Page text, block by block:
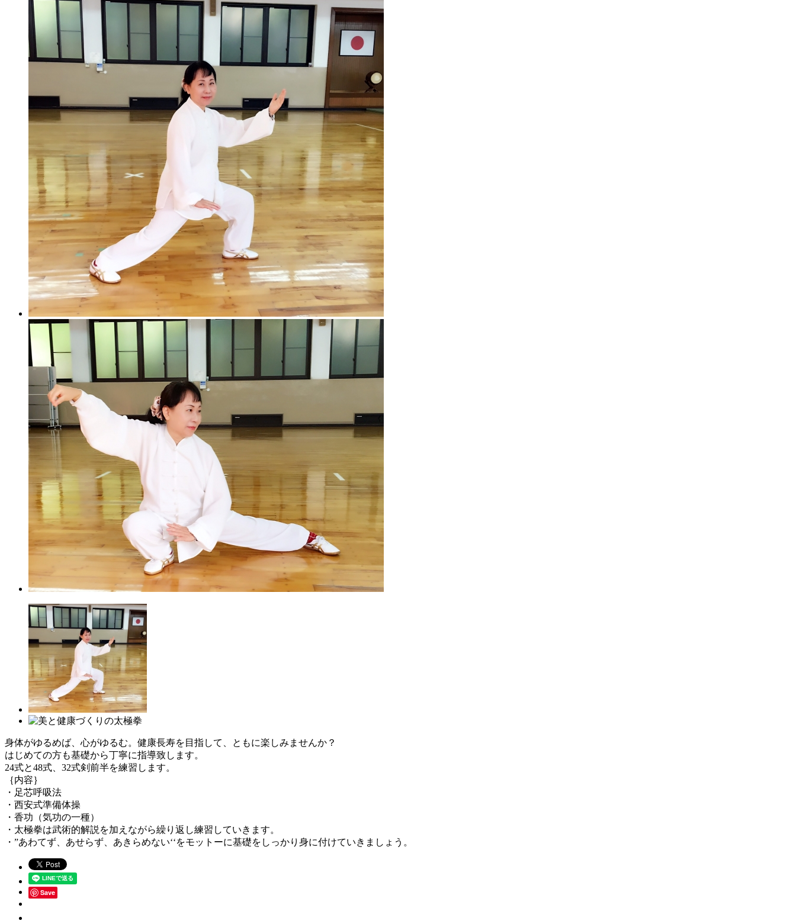
身体がゆるめば、心がゆるむ。健康長寿を目指して、ともに楽しみませんか？
はじめての方も基礎から丁寧に指導致します。
24式と48式、32式剣前半を練習します。
｛内容｝
・足芯呼吸法
・西安式準備体操
・香功（気功の一種）
・太極拳は武術的解説を加えながら繰り返し練習していきます。
・”あわてず、あせらず、あきらめない‘‘をモットーに基礎をしっかり身に付けていきましょう。
Save